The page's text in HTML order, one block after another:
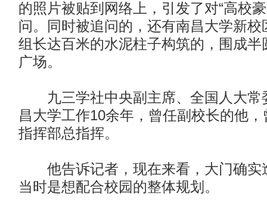
的照片被贴到网络上，引发了对“高校
问。同时被追问的，还有南昌大学新校
组长达百米的水泥柱子构筑的，围成半
广场。
九三学社中央副主席、全国人大常
昌大学工作10余年，曾任副校长的他
指挥部总指挥。
他告诉记者，现在来看，大门确实
当时是想配合校园的整体规划。